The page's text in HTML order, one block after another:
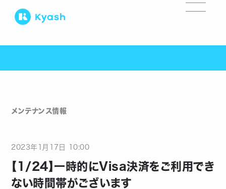
メンテナンス情報
2023年 月 17 日 10:00
【1/24】一時的にVisa決済をご利用でき
ない時間帯がございます